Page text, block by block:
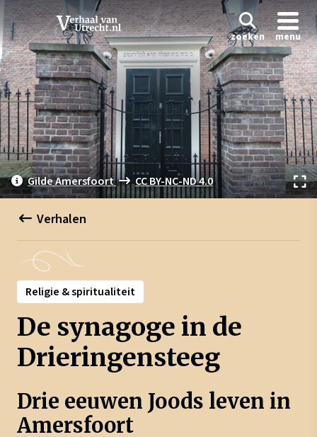
zoeken menu
Gilde Amersfoort CC BY-NC-ND 4.0
Verhalen
Religie & spiritualiteit
De synagoge in de
Drieringensteeg
Drie eeuwen Joods leven in
Amersfoort